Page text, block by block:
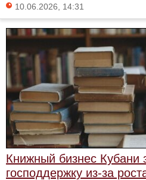
10.06.2026, 14:31
Книжный бизнес Кубани
господдержку из-за